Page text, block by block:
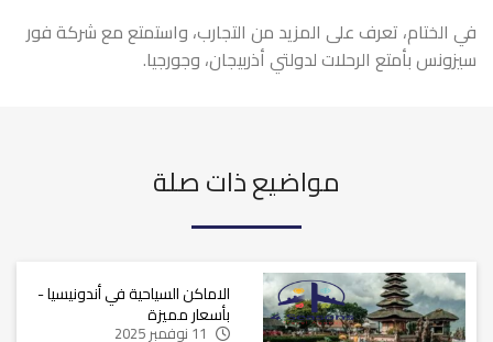
في الختام، تعرف على المزيد من التجارب، واستمتع مع شركةفور
سيزونسبأمتع الرحلات لدولتي أذربيجان، وجورجيا.
مواضيع ذات صلة
الاماكن السياحية في أندونيسيا -
بأسعار مميزة